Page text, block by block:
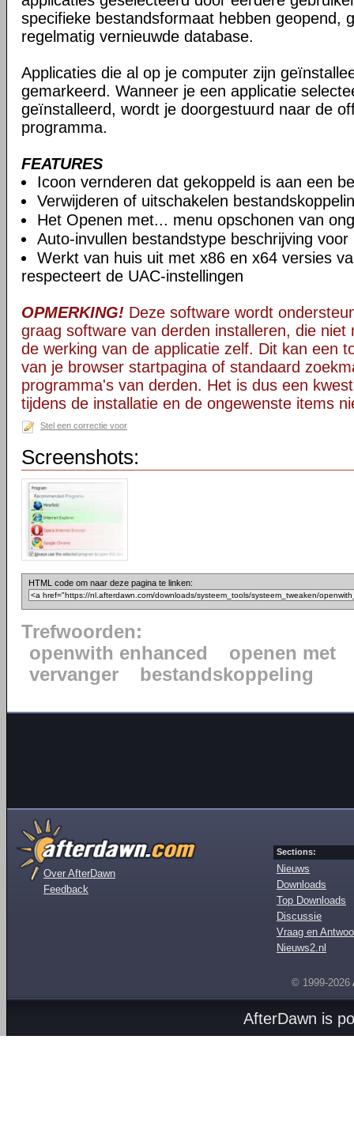
specifieke bestandsformaat hebben geopend,
regelmatig vernieuwde database.
Applicaties die al op je computer zijn
gemarkeerd. Wanneer je een applicatie
geïnstalleerd, wordt je doorgestuurd naar de
programma.
FEATURES
Icoon vernderen dat gekoppeld is aan een
Verwijderen of uitschakelen
Het Openen met... menu opschonen van
Auto-invullen bestandstype beschrijving voor
Werkt van huis uit met x86 en x64 versies
respecteert de UAC-instellingen
OPMERKING! Deze software wordt
graag software van derden installeren, die niet
de werking van de applicatie zelf. Dit kan een
van je browser startpagina of standaard
programma's van derden. Het is dus een
tijdens de installatie en de ongewenste items
Stel een correctie voor
Screenshots:
HTML code om naar deze pagina te linken:
Trefwoorden:
openwith enhanced
openen met
vervanger
bestandskoppeling
Over AfterDawn
Feedback
Sections:
Nieuws
Downloads
Top Downloads
Discussie
Vraag en
Nieuws2.nl
© 1999-2026
AfterDawn is